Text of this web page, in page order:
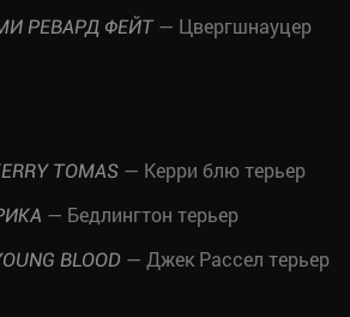
РЕВАРД ФЕЙТ— Цвергшнауцер
TOMAS — Керри блю терьер
— Бедлингтон терьер
BLOOD — Джек Рассел терьер